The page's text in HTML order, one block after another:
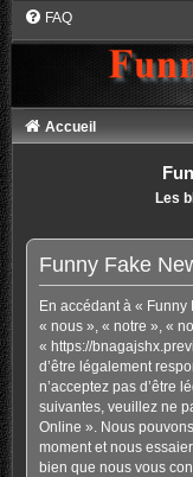
FAQ
Accueil
Les
Funny Fake
En accédant à «
« nous », « notre », «
« https://
d’être légalement
n’acceptez pas d’être
suivantes, veuillez ne
Online ». Nous
moment et nous
bien que nous vous